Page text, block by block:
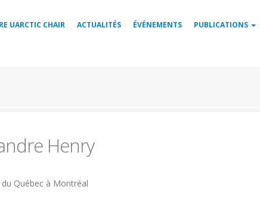
UARCTIC CHAIR ACTUALITÉS ÉVÉNEMENTS PUBLICATIONS
Henry
Québec à Montréal